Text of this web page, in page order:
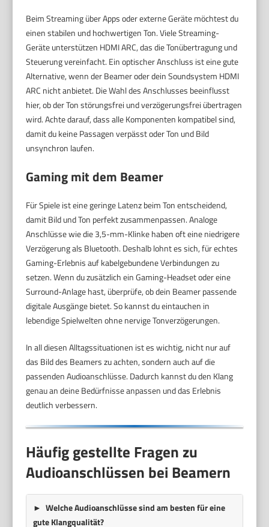
Beim Streaming über Apps oder externe Geräte möchtest du
einen stabilen und hochwertigen Ton. Viele Streaming-
Geräte unterstützen HDMI ARC, das die Tonübertragung und
Steuerung vereinfacht. Ein optischer Anschluss ist eine gute
Alternative, wenn der Beamer oder dein Soundsystem HDMI
ARC nicht anbietet. Die Wahl des Anschlusses beeinflusst
hier, ob der Ton störungsfrei und verzögerungsfrei übertragen
wird. Achte darauf, dass alle Komponenten kompatibel sind,
damit du keine Passagen verpässt oder Ton und Bild
unsynchron laufen.
Gaming mit dem Beamer
Für Spiele ist eine geringe Latenz beim Ton entscheidend,
damit Bild und Ton perfekt zusammenpassen. Analoge
Anschlüsse wie die 3,5-mm-Klinke haben oft eine niedrigere
Verzögerung als Bluetooth. Deshalb lohnt es sich, für echtes
Gaming-Erlebnis auf kabelgebundene Verbindungen zu
setzen. Wenn du zusätzlich ein Gaming-Headset oder eine
Surround-Anlage hast, überprüfe, ob dein Beamer passende
digitale Ausgänge bietet. So kannst du eintauchen in
lebendige Spielwelten ohne nervige Tonverzögerungen.
In all diesen Alltagssituationen ist es wichtig, nicht nur auf
das Bild des Beamers zu achten, sondern auch auf die
passenden Audioanschlüsse. Dadurch kannst du den Klang
genau an deine Bedürfnisse anpassen und das Erlebnis
deutlich verbessern.
Häufig gestellte Fragen zu
Audioanschlüssen bei Beamern
Welche Audioanschlüsse sind am besten für eine
gute Klangqualität?